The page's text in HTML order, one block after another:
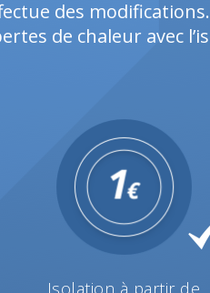
des
de chaleur avec
Isolation à partir de